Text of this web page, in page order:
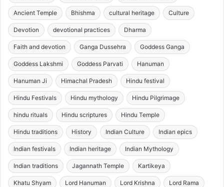
Ancient Temple Bhishma cultural heritage Culture
Devotion devotional practices Dharma
Faith and devotion Ganga Dussehra Goddess Ganga
Goddess Lakshmi Goddess Parvati Hanuman
Hanuman Ji Himachal Pradesh Hindu festival
Hindu Festivals Hindu mythology Hindu Pilgrimage
hindu rituals Hindu scriptures Hindu Temple
Hindu traditions History Indian Culture Indian epics
Indian festivals Indian heritage Indian Mythology
Indian traditions Jagannath Temple Kartikeya
Khatu Shyam Lord Hanuman Lord Krishna Lord Rama